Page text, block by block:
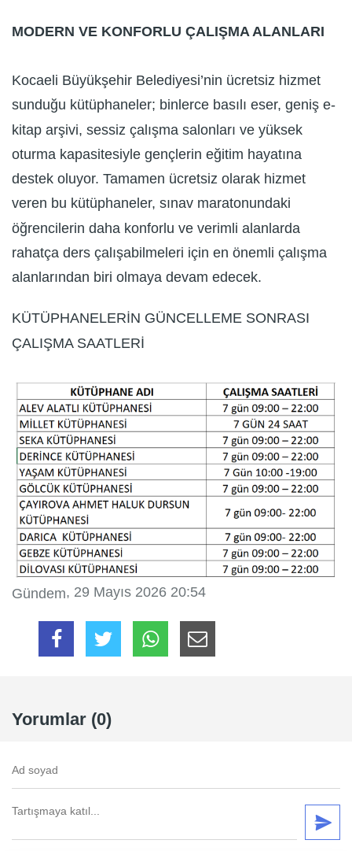
MODERN VE KONFORLU ÇALIŞMA ALANLARI
Kocaeli Büyükşehir Belediyesi’nin ücretsiz hizmet
sunduğu kütüphaneler; binlerce basılı eser, geniş e-
kitap arşivi, sessiz çalışma salonları ve yüksek
oturma kapasitesiyle gençlerin eğitim hayatına
destek oluyor. Tamamen ücretsiz olarak hizmet
veren bu kütüphaneler, sınav maratonundaki
öğrencilerin daha konforlu ve verimli alanlarda
rahatça ders çalışabilmeleri için en önemli çalışma
alanlarından biri olmaya devam edecek.
KÜTÜPHANELERİN GÜNCELLEME SONRASI
ÇALIŞMA SAATLERİ
Gündem, 29 Mayıs 2026 20:54
Yorumlar (0)